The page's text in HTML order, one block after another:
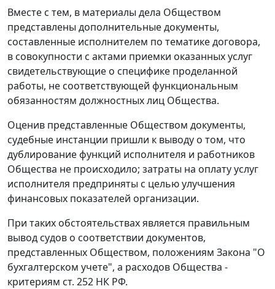
Вместе с тем, в материалы дела Обществом
представлены дополнительные документы,
составленные исполнителем по тематике договора,
в совокупности с актами приемки оказанных услуг
свидетельствующие о специфике проделанной
работы, не соответствующей функциональным
обязанностям должностных лиц Общества.
Оценив представленные Обществом документы,
судебные инстанции пришли к выводу о том, что
дублирование функций исполнителя и работников
Общества не происходило; затраты на оплату услуг
исполнителя предприняты с целью улучшения
финансовых показателей организации.
При таких обстоятельствах является правильным
вывод судов о соответствии документов,
представленных Обществом, положениям Закона "О
бухгалтерском учете", а расходов Общества -
критериям ст. 252 НК РФ.